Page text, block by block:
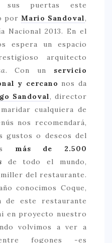
sus puertas este
por Mario Sandoval,
Nacional 2013. En el
espera un espacio
arquitecto
. Con un servicio
y cercano nos da
Sandoval, director
cualquiera de
nos recomendará,
gustos o deseos del
más de 2.500
de todo el mundo,
del restaurante.
conocimos Coque,
de este restaurante
en proyecto nuestro
volvimos a ver a
fogones -es